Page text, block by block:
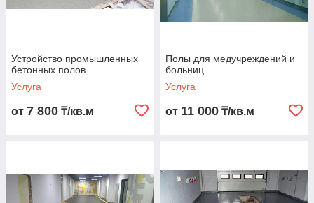
для наружной эксплуатации;
Возможность использования как самостоятельного
Устойчивость к химическим веществам, влаге и
микроорганизмам, предотвращающая появление
плесени.
Технология устройства бетонных полов
проводят осмотр объекта, устраняют дефекты,
очищают рабочую зону от пыли и загрязнений.
Устройство промышленных
бетонных полов
Услуга
от 7 800 ₸/кв.м
Полы для медучреждений и
больниц
Услуга
от 11 000 ₸/кв.м